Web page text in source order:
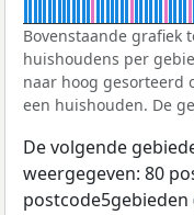
Bovenstaande grafiek
huishoudens per
naar hoog gesorteerd
een huishouden. De
De volgende
weergegeven: 80
postcode5gebieden